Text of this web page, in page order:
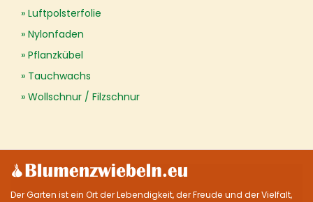
Luftpolsterfolie
Nylonfaden
Pflanzkübel
Tauchwachs
Wollschnur / Filzschnur
Der Garten ist ein Ort der Lebendigkeit, der Freude und der Vielfalt,